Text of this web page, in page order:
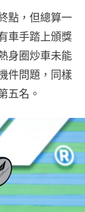
點，但總算一
車手踏上頒獎
身圈炒車未能
件問題，同樣
五名。